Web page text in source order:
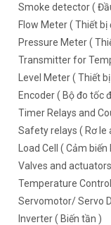
Smoke detector (
Flow Meter ( Thiết
Pressure Meter (
Transmitter for
Level Meter ( Thiết
Encoder ( Bộ đo tốc
Timer Relays and
Safety relays ( Rơ le
Load Cell ( Cảm
Valves and
Temperature
Servomotor/ Servo
Inverter ( Biến tần )